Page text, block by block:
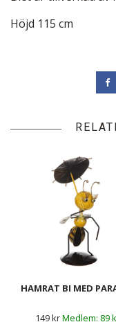
Höjd 115 cm
HAMRAT BI MED
149 kr 89